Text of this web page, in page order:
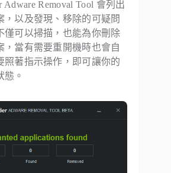
Adware Removal Tool 會列出
，以及發現、移除的可疑問
僅可以掃描，也能為你刪除
，當有需要重開機時也會自
照著指示操作，即可讓你的
態。